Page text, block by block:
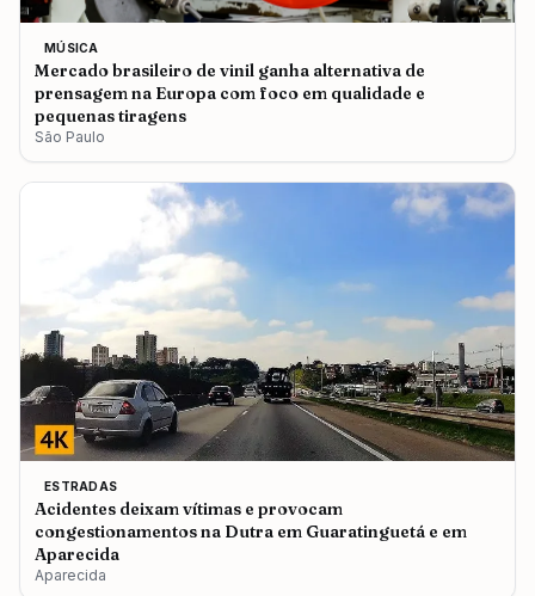
MÚSICA
Mercado brasileiro de vinil ganha alternativa de
prensagem na Europa com foco em qualidade e
pequenas tiragens
São Paulo
ESTRADAS
Acidentes deixam vítimas e provocam
congestionamentos na Dutra em Guaratinguetá e em
Aparecida
Aparecida